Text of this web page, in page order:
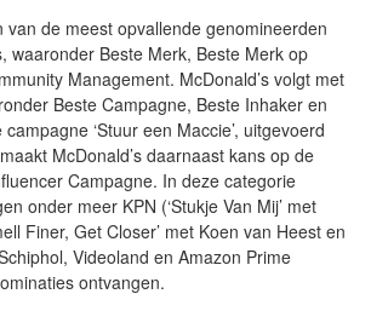
van de meest opvallende genomineerden
waaronder Beste Merk, Beste Merk op
Management. McDonald’s volgt met
Beste Campagne, Beste Inhaker en
‘Stuur een Maccie’, uitgevoerd
McDonald’s daarnaast kans op de
Campagne. In deze categorie
onder meer KPN (‘Stukje Van Mij’ met
Finer, Get Closer’ met Koen van Heest en
Videoland en Amazon Prime
ontvangen.